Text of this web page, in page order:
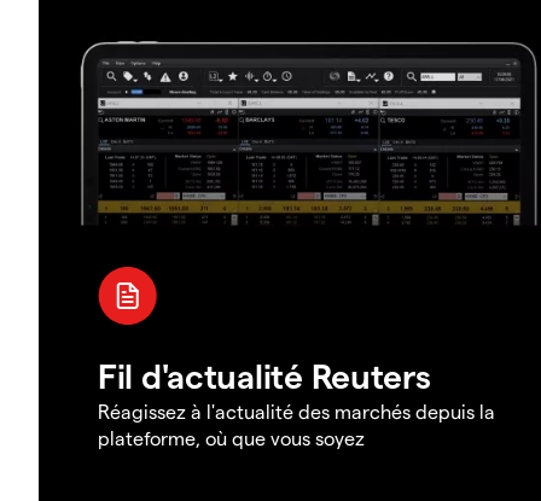
Fil d'actualité Reuters
Réagissez à l'actualité des marchés depuis la
plateforme, où que vous soyez